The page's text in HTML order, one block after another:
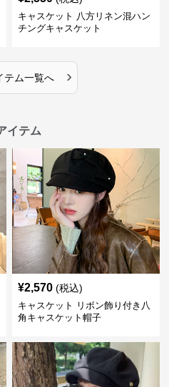
キャスケット 八方リネン混ハン
チングキャスケット
テム一覧へ ›
イテム
¥2,570 (税込)
キャスケット リボン飾り付き八
角キャスケット帽子